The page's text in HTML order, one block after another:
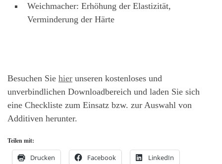
Weichmacher: Erhöhung der Elastizität,
Verminderung der Härte
Besuchen Sie hier unseren kostenloses und
unverbindlichen Downloadbereich und laden Sie sich
eine Checkliste zum Einsatz bzw. zur Auswahl von
Additiven herunter.
Teilen mit:
Drucken Facebook LinkedIn